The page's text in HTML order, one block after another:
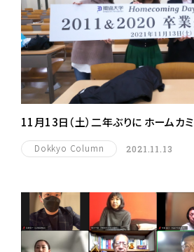
11月13日（土）二年ぶりに ホームカ
Dokkyo Column 2021.11.13